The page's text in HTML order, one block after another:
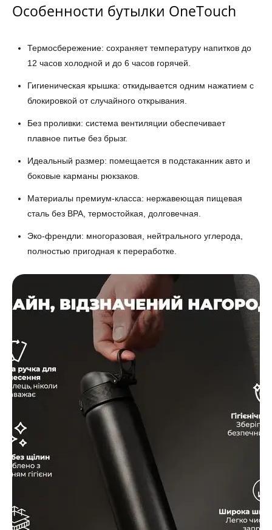
Особенности бутылки OneTouch
Термосбережение: сохраняет температуру напитков до
12 часов холодной и до 6 часов горячей.
Гигиеническая крышка: откидывается одним нажатием с
блокировкой от случайного открывания.
Без проливки: система вентиляции обеспечивает
плавное питье без брызг.
Идеальный размер: помещается в подстаканник авто и
боковые карманы рюкзаков.
Материалы премиум-класса: нержавеющая пищевая
сталь без BPA, термостойкая, долговечная.
Эко-френдли: многоразовая, нейтрального углерода,
полностью пригодная к переработке.